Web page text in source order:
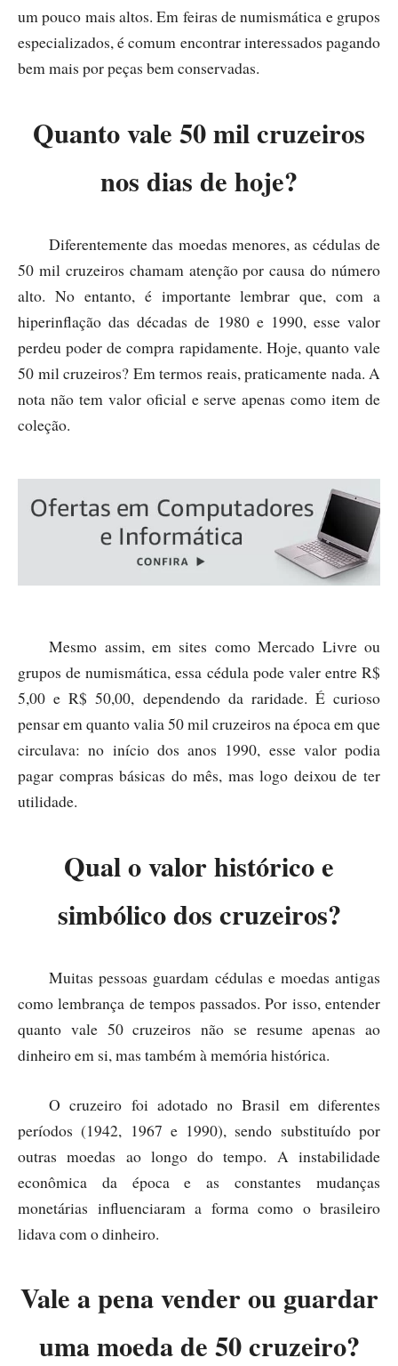
um pouco mais altos. Em feiras de numismática e grupos
especializados, é comum encontrar interessados pagando
bem mais por peças bem conservadas.
Quanto vale 50 mil cruzeiros
nos dias de hoje?
Diferentemente das moedas menores, as cédulas de
50 mil cruzeiros chamam atenção por causa do número
alto. No entanto, é importante lembrar que, com a
hiperinflação das décadas de 1980 e 1990, esse valor
perdeu poder de compra rapidamente. Hoje, quanto vale
50 mil cruzeiros? Em termos reais, praticamente nada. A
nota não tem valor oficial e serve apenas como item de
coleção.
Mesmo assim, em sites como Mercado Livre ou
grupos de numismática, essa cédula pode valer entre R$
5,00 e R$ 50,00, dependendo da raridade. É curioso
pensar em quanto valia 50 mil cruzeiros na época em que
circulava: no início dos anos 1990, esse valor podia
pagar compras básicas do mês, mas logo deixou de ter
utilidade.
Qual o valor histórico e
simbólico dos cruzeiros?
Muitas pessoas guardam cédulas e moedas antigas
como lembrança de tempos passados. Por isso, entender
quanto vale 50 cruzeiros não se resume apenas ao
dinheiro em si, mas também à memória histórica.
O cruzeiro foi adotado no Brasil em diferentes
períodos (1942, 1967 e 1990), sendo substituído por
outras moedas ao longo do tempo. A instabilidade
econômica da época e as constantes mudanças
monetárias influenciaram a forma como o brasileiro
lidava com o dinheiro.
Vale a pena vender ou guardar
uma moeda de 50 cruzeiro?